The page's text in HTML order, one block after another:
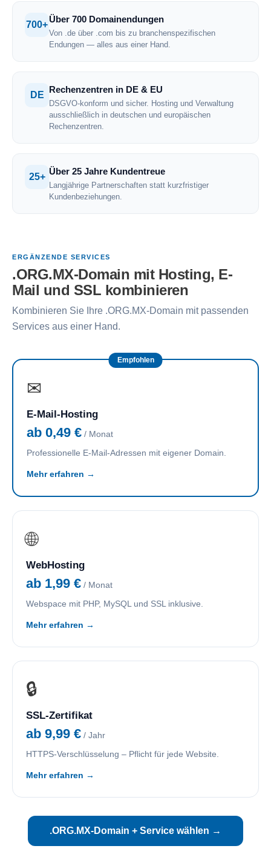
700+
Über 700 Domainendungen
Von .de über .com bis zu branchenspezifischen
Endungen — alles aus einer Hand.
DE
Rechenzentren in DE & EU
DSGVO-konform und sicher. Hosting und Verwaltung
ausschließlich in deutschen und europäischen
Rechenzentren.
25+
Über 25 Jahre Kundentreue
Langjährige Partnerschaften statt kurzfristiger
Kundenbeziehungen.
ERGÄNZENDE SERVICES
.ORG.MX-Domain mit Hosting, E-
Mail und SSL kombinieren
Kombinieren Sie Ihre .ORG.MX-Domain mit passenden
Services aus einer Hand.
Empfohlen
✉
E-Mail-Hosting
ab 0,49 € / Monat
Professionelle E-Mail-Adressen mit eigener Domain.
Mehr erfahren →
🌐
WebHosting
ab 1,99 € / Monat
Webspace mit PHP, MySQL und SSL inklusive.
Mehr erfahren →
🔒
SSL-Zertifikat
ab 9,99 € / Jahr
HTTPS-Verschlüsselung – Pflicht für jede Website.
Mehr erfahren →
.ORG.MX-Domain + Service wählen →